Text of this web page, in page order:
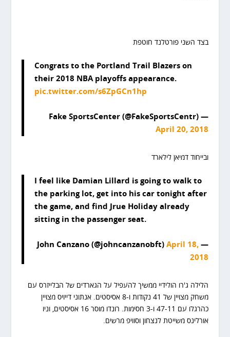
בצד השני פורטלנד חוטפת
Congrats to the Portland Trail Blazers on
their 2018 NBA playoffs appearance.
pic.twitter.com/s6ZpGCn1hp
— Fake SportsCenter (@FakeSportsCentr)
April 20, 2018
ובייחוד דמיאן לילארד
I feel like Damian Lillard is going to walk to
the parking lot, get into his car tonight after
the game, and find Jrue Holiday already
sitting in the passenger seat.
— John Canzano (@johncanzanobft)
April 18,
2018
הלילה ג'רו הולידיי ממשיך להעפיל על הגארדים של הבלייזרס עם
משחק מצויין של 41 נקודות ו-8 אסיסטים. אנתוני דייויס מצויין
כהרגלו עם 47-11 ו-3 חסימות. רונדו מוסר 16 אסיסטים, וניו
אורלינס משייטת לנצחון וסוויפ מרשים.